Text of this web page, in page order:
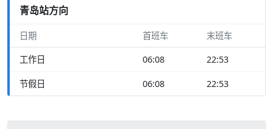
青岛站方向
日期 首班车 末班车
工作日 06:08 22:53
节假日 06:08 22:53